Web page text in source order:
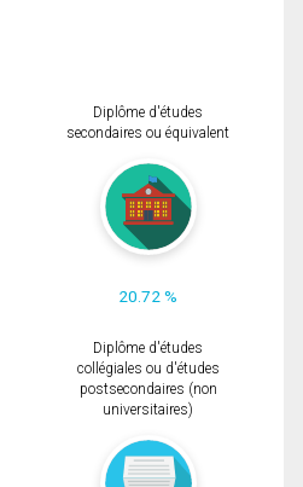
Diplôme d'études
secondaires ou équivalent
20.72 %
Diplôme d'études
collégiales ou d'études
postsecondaires (non
universitaires)